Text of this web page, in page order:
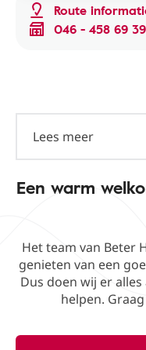
Route
046 - 458 69 39
Lees meer
Een warm
Het team van Beter
genieten van een
Dus doen wij er
helpen.